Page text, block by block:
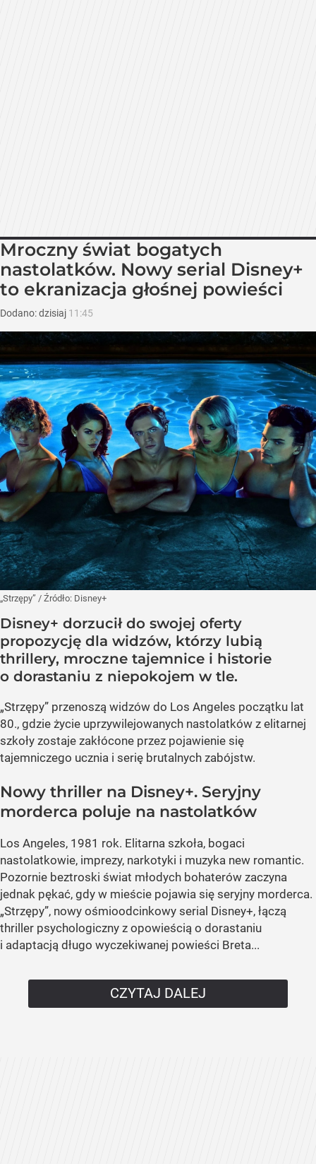
Mroczny świat bogatych
nastolatków. Nowy serial Disney+
to ekranizacja głośnej powieści
Dodano:dzisiaj 11:45
„Strzępy” / Źródło: Disney+
Disney+ dorzucił do swojej oferty
propozycję dla widzów, którzy lubią
thrillery, mroczne tajemnice i historie
o dorastaniu z niepokojem w tle.
„Strzępy” przenoszą widzów do Los Angeles początku lat
80., gdzie życie uprzywilejowanych nastolatków z elitarnej
szkoły zostaje zakłócone przez pojawienie się
tajemniczego ucznia i serię brutalnych zabójstw.
Nowy thriller na Disney+. Seryjny
morderca poluje na nastolatków
Los Angeles, 1981 rok. Elitarna szkoła, bogaci
nastolatkowie, imprezy, narkotyki i muzyka new romantic.
Pozornie beztroski świat młodych bohaterów zaczyna
jednak pękać, gdy w mieście pojawia się seryjny morderca.
„Strzępy”, nowy ośmioodcinkowy serial Disney+, łączą
thriller psychologiczny z opowieścią o dorastaniu
i adaptacją długo wyczekiwanej powieści Breta...
CZYTAJ DALEJ